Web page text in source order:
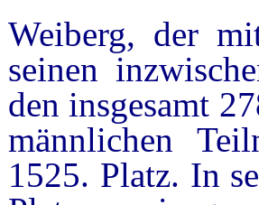
Weiberg, der
seinen
den insgesamt
männlichen
1525. Platz. In